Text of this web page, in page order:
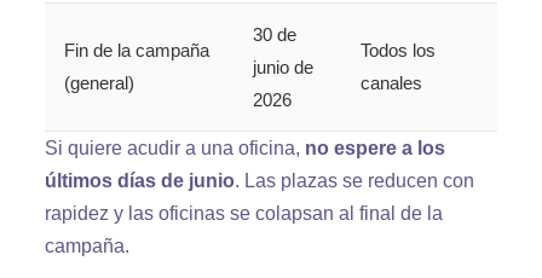
Fin de la campaña
(general)
30 de
junio de
2026
Todos los
canales
Si quiere acudir a una oficina, no espere a los
últimos días de junio. Las plazas se reducen con
rapidez y las oficinas se colapsan al final de la
campaña.